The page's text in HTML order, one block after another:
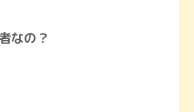
なの？